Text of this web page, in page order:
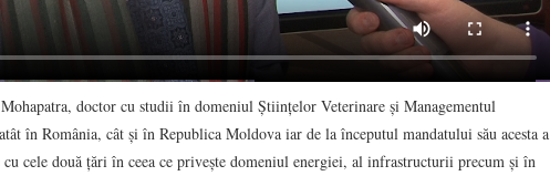
doctor cu studii în domeniul Științelor Veterinare și Managementul
în România, cât și în Republica Moldova iar de la începutul mandatului său acesta a
cele două țări în ceea ce privește domeniul energiei, al infrastructurii precum și în